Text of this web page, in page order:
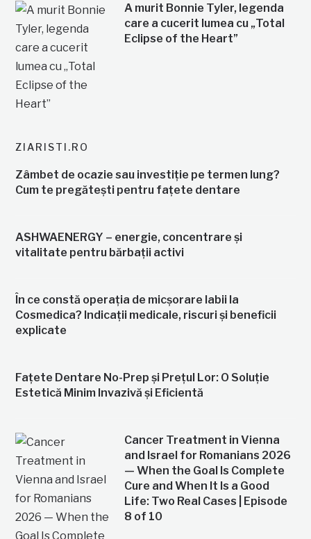
A murit Bonnie Tyler, legenda
care a cucerit lumea cu „Total
Eclipse of the Heart”
ZIARISTI.RO
Zâmbet de ocazie sau investiție pe termen lung?
Cum te pregătești pentru fațete dentare
ASHWAENERGY – energie, concentrare și
vitalitate pentru bărbații activi
În ce constă operația de micșorare labii la
Cosmedica? Indicații medicale, riscuri și beneficii
explicate
Fațete Dentare No-Prep și Prețul Lor: O Soluție
Estetică Minim Invazivă și Eficientă
Cancer Treatment in Vienna
and Israel for Romanians 2026
— When the Goal Is Complete
Cure and When It Is a Good
Life: Two Real Cases | Episode
8 of 10